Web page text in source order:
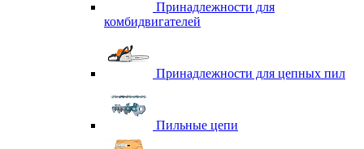
Принадлежности для
комбидвигателей
Принадлежности для цепных пил
Пильные цепи